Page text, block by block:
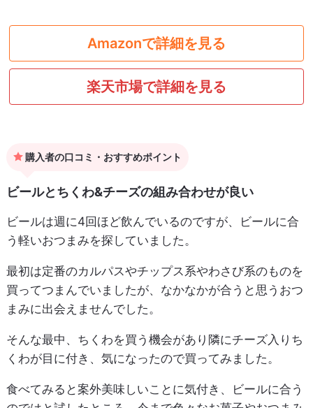
Amazonで詳細を見る
楽天市場で詳細を見る
購入者の口コミ・おすすめポイント
ビールとちくわ&チーズの組み合わせが良い
ビールは週に4回ほど飲んでいるのですが、ビールに合
う軽いおつまみを探していました。
最初は定番のカルパスやチップス系やわさび系のものを
買ってつまんでいましたが、なかなかが合うと思うおつ
まみに出会えませんでした。
そんな最中、ちくわを買う機会があり隣にチーズ入りち
くわが目に付き、気になったので買ってみました。
食べてみると案外美味しいことに気付き、ビールに合う